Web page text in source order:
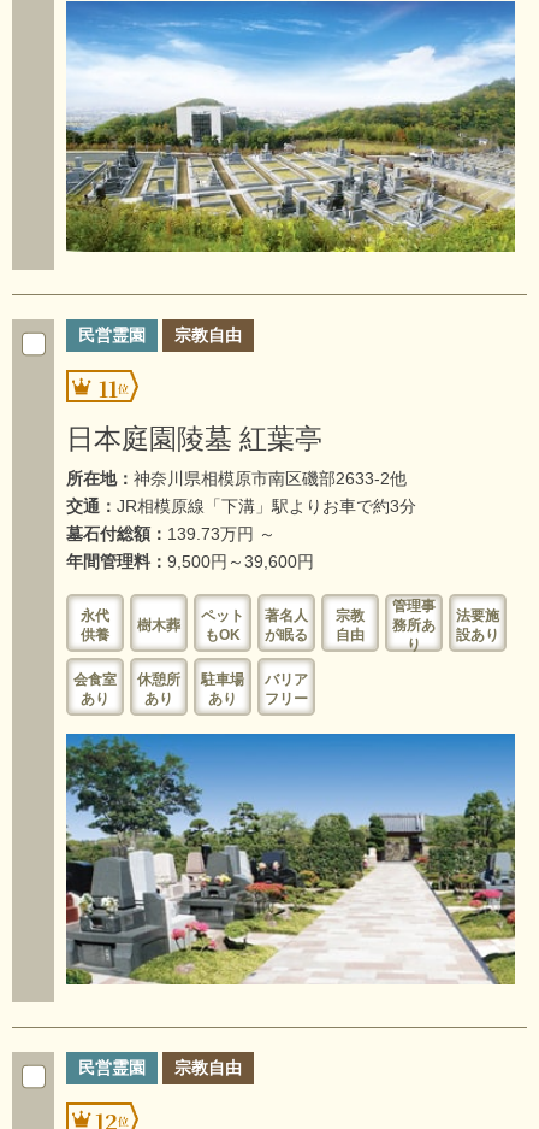
民営霊園 宗教自由
11
日本庭園陵墓 紅葉亭
所在地： 神奈川県相模原市南区磯部2633-2他
交通： JR相模原線「下溝」駅よりお車で約3分
墓石付総額： 139.73万円 ～
年間管理料： 9,500円～39,600円
永代
供養
樹木葬
ペット
もOK
著名人
が眠る
宗教
自由
管理事
務所あ
り
法要施
設あり
会食室
あり
休憩所
あり
駐車場
あり
バリア
フリー
民営霊園 宗教自由
12